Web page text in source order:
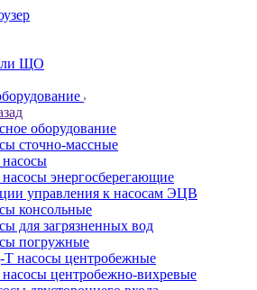
ЩО
оборудование
сточно-массные
энергосберегающие
управления к насосам ЭЦВ
консольные
для загрязненных вод
погружные
насосы центробежные
центробежно-вихревые